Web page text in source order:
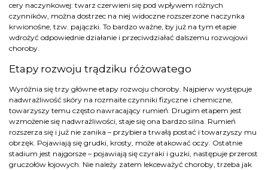
cery naczynkowej: twarz czerwieni się pod wpływem różnych
czynników, można dostrzec na niej widoczne rozszerzone naczynka
krwionośne, tzw. pajączki. To bardzo ważne, by już na tym etapie
wdrożyć odpowiednie działanie i przeciwdziałać dalszemu rozwojowi
choroby.
Etapy rozwoju trądziku różowatego
Wyróżnia się trzy główne etapy rozwoju choroby. Najpierw występuje
nadwrażliwość skóry na rozmaite czynniki fizyczne i chemiczne,
towarzyszy temu często nawracający rumień. Drugim etapem jest
wzmożenie się nadwrażliwości, staje się ona bardzo silna. Rumień
rozszerza się i już nie zanika – przybiera trwałą postać i towarzyszy mu
obrzęk. Pojawiają się grudki, krosty, może atakować oczy. Ostatnie
stadium jest najgorsze – pojawiają się czyraki i guzki, następuje przerost
gruczołów łojowych. Nie należy zatem lekceważyć choroby, trzeba jak